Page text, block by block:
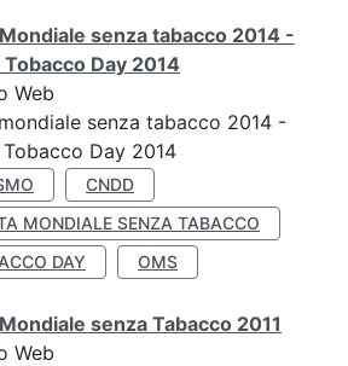
senza tabacco 2014 -
Day 2014
Web
senza tabacco 2014 -
Day 2014
CNDD
MONDIALE SENZA TABACCO
DAY
OMS
senza Tabacco 2011
Web